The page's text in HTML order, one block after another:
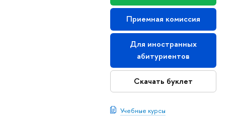
Приемная комиссия
Для иностранных
абитуриентов
Скачать буклет
Учебные курсы